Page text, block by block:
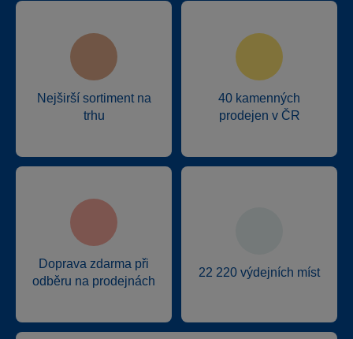
Nejširší sortiment na
trhu
40 kamenných
prodejen v ČR
Doprava zdarma při
odběru na prodejnách
22 220 výdejních míst